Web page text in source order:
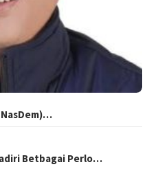
Betbagai Perlo…